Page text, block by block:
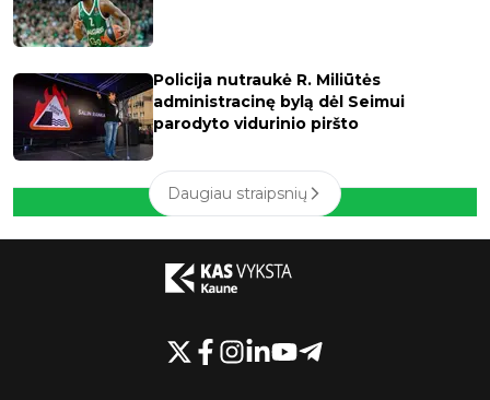
Policija nutraukė R. Miliūtės
administracinę bylą dėl Seimui
parodyto vidurinio piršto
Daugiau straipsnių